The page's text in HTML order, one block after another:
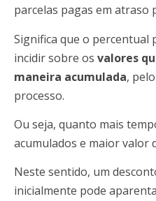
parcelas pagas em atraso
Significa que o percentual
incidir sobre os valores
maneira acumulada,
processo.
Ou seja, quanto mais
acumulados e maior valor
Neste sentido, um
inicialmente pode